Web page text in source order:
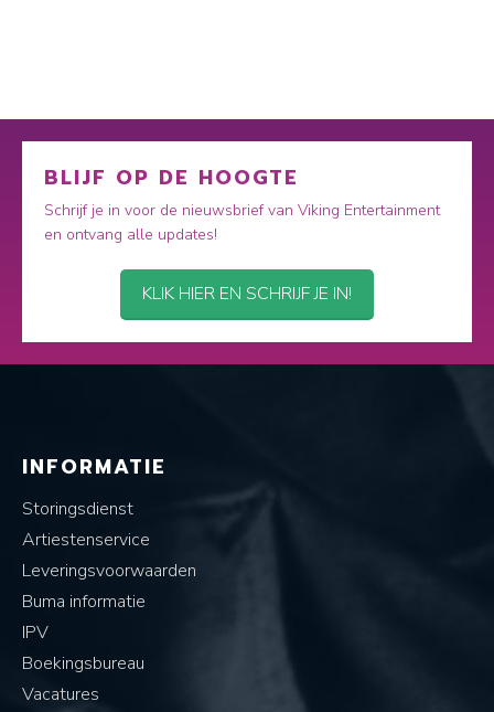
BLIJF OP DE HOOGTE
Schrijf je in voor de nieuwsbrief van Viking Entertainment
en ontvang alle updates!
KLIK HIER EN SCHRIJF JE IN!
INFORMATIE
Storingsdienst
Artiestenservice
Leveringsvoorwaarden
Buma informatie
IPV
Boekingsbureau
Vacatures